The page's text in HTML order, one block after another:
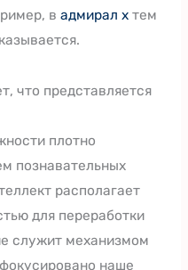
в адмирал xтем
что представляется
плотно
познавательных
располагает
для переработки
служит механизмом
наше